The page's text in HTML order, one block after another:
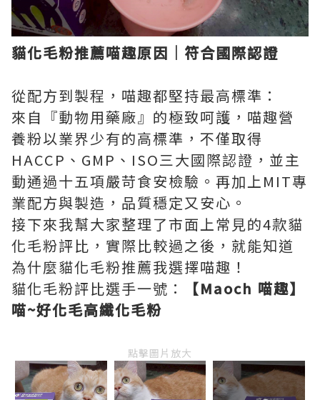
貓化毛粉推薦喵趣原因｜符合國際認證
從配方到製程，喵趣都堅持最高標準：
來自『動物用藥廠』的極致呵護，喵趣營
養粉以業界少有的高標準，不僅取得
HACCP、GMP、ISO三大國際認證，並主
動通過十五項嚴苛食安檢驗。再加上MIT專
業配方與製造，品質穩定又安心。
接下來我幫大家整理了市面上常見的4款貓
化毛粉評比，實際比較過之後，就能知道
為什麼貓化毛粉推薦我選擇喵趣！
貓化毛粉評比選手一號：
【Maoch 喵趣】
喵~好化毛高纖化毛粉
點擊圖片放大